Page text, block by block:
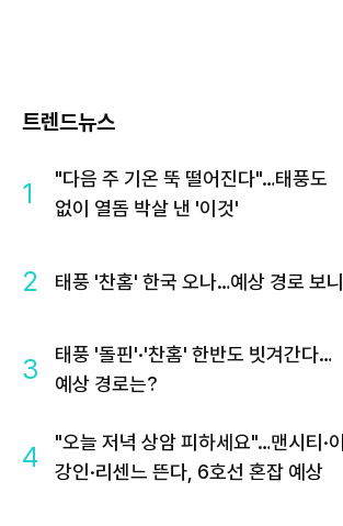
트렌드뉴스
1
"다음 주 기온 뚝 떨어진다"…태풍도
없이 열돔 박살 낸 '이것'
2 태풍 '찬홈' 한국 오나…예상 경로 보니
3
태풍 '돌핀'·'찬홈' 한반도 빗겨간다…
예상 경로는?
4
"오늘 저녁 상암 피하세요"…맨시티·이
강인·리센느 뜬다, 6호선 혼잡 예상